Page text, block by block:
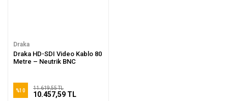
Draka
Draka HD-SDI Video Kablo 80
Metre – Neutrik BNC
%10 11.619,55 TL
10.457,59 TL